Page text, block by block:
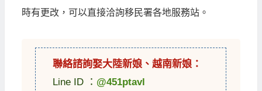
時有更改，可以直接洽詢移民署各地服務站。
聯絡諮詢娶大陸新娘 、越南新娘 ：
Line ID ： @451ptavl